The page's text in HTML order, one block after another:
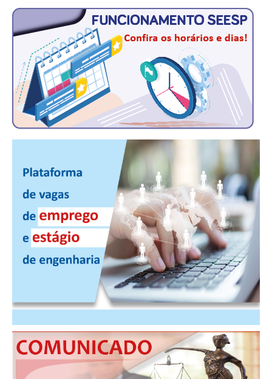
OPORTUNIDADES
APRESENTAÇÃO
EMPREGO E ESTÁGIO
CARREIRA
AUTÔNOMOS E SERVIÇOS
NEWSLETTER
GUIA DAS ENGENHARIAS
CONTATO
CURSOS
ENGENHEIRO EMPREENDEDOR
SEESP EDUCAÇÃO
PLATAFORMAS GRATUITAS
APOSENTADORIA
CONVÊNIOS